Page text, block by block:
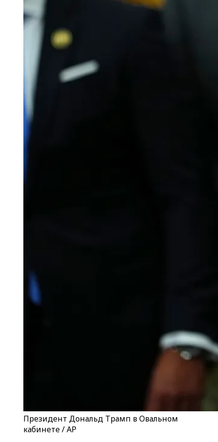
Президент Дональд Трамп в Овальном
кабинете / АР